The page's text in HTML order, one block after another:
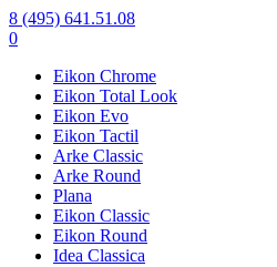
8 (495) 641.51.08
0
Eikon Chrome
Eikon Total Look
Eikon Evo
Eikon Tactil
Arke Classic
Arke Round
Plana
Eikon Classic
Eikon Round
Idea Classica